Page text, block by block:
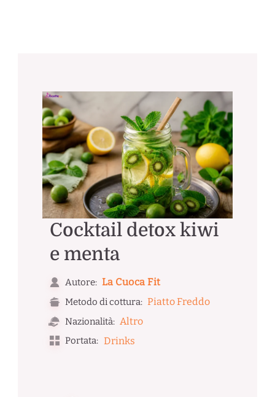
Cocktail detox kiwi
e menta
Autore: La Cuoca Fit
Metodo di cottura: Piatto Freddo
Nazionalità: Altro
Portata: Drinks